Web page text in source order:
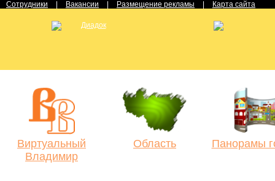
Сотрудники Вакансии Размещение рекламы Карта сайта
Виртуальный
Владимир
Область Панорамы